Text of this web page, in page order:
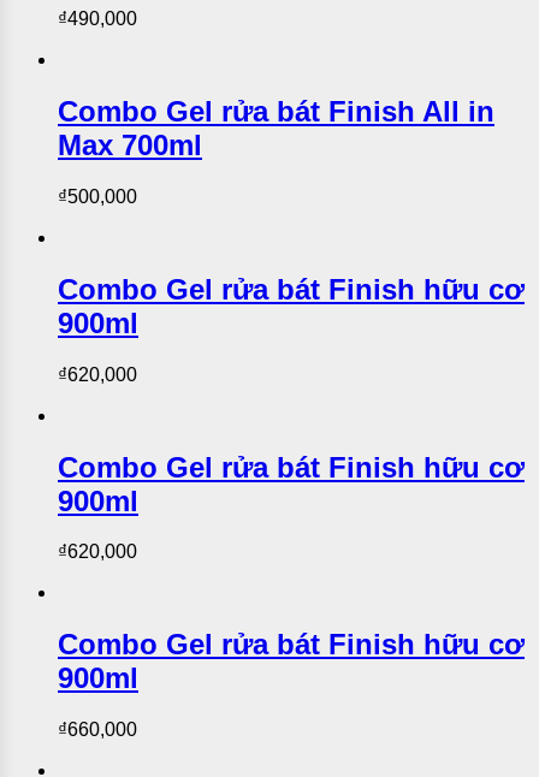
₫490,000
Combo Gel rửa bát Finish All in
Max 700ml
₫500,000
Combo Gel rửa bát Finish hữu cơ
900ml
₫620,000
Combo Gel rửa bát Finish hữu cơ
900ml
₫620,000
Combo Gel rửa bát Finish hữu cơ
900ml
₫660,000